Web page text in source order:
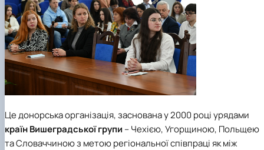
Це донорська організація, заснована у 2000 році урядами
країнВишеградської групи – Чехією, Угорщиною, Польщею
та Словаччиною з метою регіональної співпраці як між